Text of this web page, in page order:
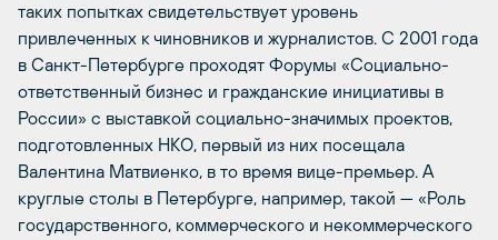
таких попытках свидетельствует уровень
привлеченных к чиновников и журналистов. С 2001 года
в Санкт-Петербурге проходят Форумы «Социально-
ответственный бизнес и гражданские инициативы в
России» с выставкой социально-значимых проектов,
подготовленных НКО, первый из них посещала
Валентина Матвиенко, в то время вице-премьер. А
круглые столы в Петербурге, например, такой — «Роль
государственного, коммерческого и некоммерческого